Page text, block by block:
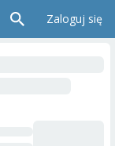
Zaloguj się